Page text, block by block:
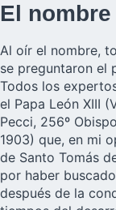
El
Al oír el nombre,
se preguntaron el
Todos los
el Papa León XIII
Pecci, 256º
1903) que, en mi
de Santo Tomás
por haber
después de la